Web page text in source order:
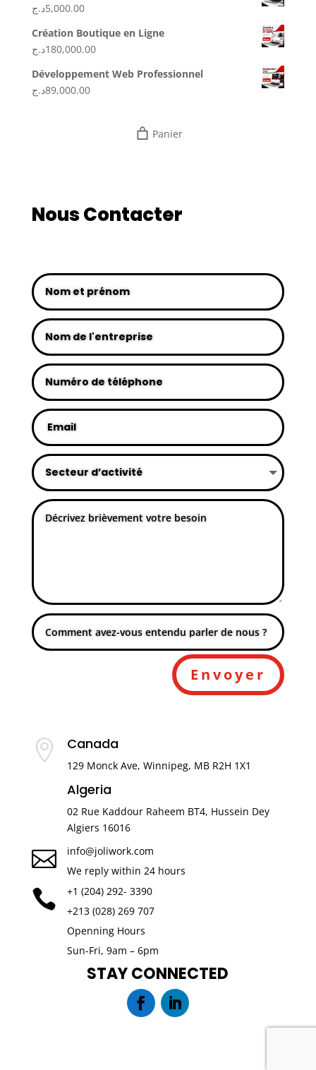
5,000.00د.ج
Création Boutique en Ligne
180,000.00د.ج
Développement Web Professionnel
89,000.00د.ج
Panier
Nous Contacter
Envoyer
 Canada
129 Monck Ave, Winnipeg, MB R2H 1X1
Algeria
02 Rue Kaddour Raheem BT4, Hussein Dey
Algiers 16016

info@joliwork.com
We reply within 24 hours

+1 (204) 292- 3390
+213 (028) 269 707
Openning Hours
Sun-Fri, 9am – 6pm
STAY CONNECTED